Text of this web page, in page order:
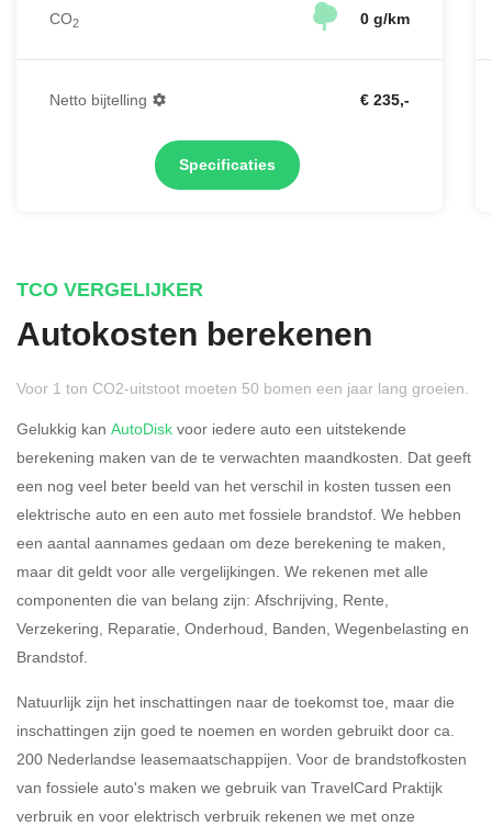
CO2 0 g/km
Netto bijtelling € 235,-
Specificaties
Rijdt u meer dan 500
kilometer privé?
Ja Nee
Belastingspercentage
37,07% (Belastbaar tot €
69.399,- )
Eigen bijdrage
TCO VERGELIJKER
Autokosten berekenen
Voor 1 ton CO2-uitstoot moeten 50 bomen een jaar lang groeien.
Gelukkig kan AutoDisk voor iedere auto een uitstekende
berekening maken van de te verwachten maandkosten. Dat geeft
een nog veel beter beeld van het verschil in kosten tussen een
elektrische auto en een auto met fossiele brandstof. We hebben
een aantal aannames gedaan om deze berekening te maken,
maar dit geldt voor alle vergelijkingen. We rekenen met alle
componenten die van belang zijn: Afschrijving, Rente,
Verzekering, Reparatie, Onderhoud, Banden, Wegenbelasting en
Brandstof.
Natuurlijk zijn het inschattingen naar de toekomst toe, maar die
inschattingen zijn goed te noemen en worden gebruikt door ca.
200 Nederlandse leasemaatschappijen. Voor de brandstofkosten
van fossiele auto's maken we gebruik van TravelCard Praktijk
verbruik en voor elektrisch verbruik rekenen we met onze